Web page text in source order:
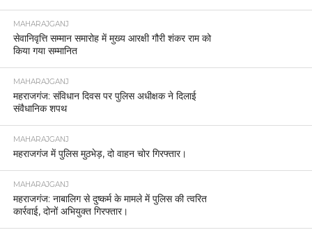
MAHARAJGANJ
सेवानिवृत्ति सम्मान समारोह में मुख्य आरक्षी गौरी शंकर राम को
किया गया सम्मानित
MAHARAJGANJ
महराजगंज: संविधान दिवस पर पुलिस अधीक्षक ने दिलाई
संवैधानिक शपथ
MAHARAJGANJ
महराजगंज में पुलिस मुठभेड़, दो वाहन चोर गिरफ्तार।
MAHARAJGANJ
महराजगंज: नाबालिग से दुष्कर्म के मामले में पुलिस की त्वरित
कार्रवाई, दोनों अभियुक्त गिरफ्तार।